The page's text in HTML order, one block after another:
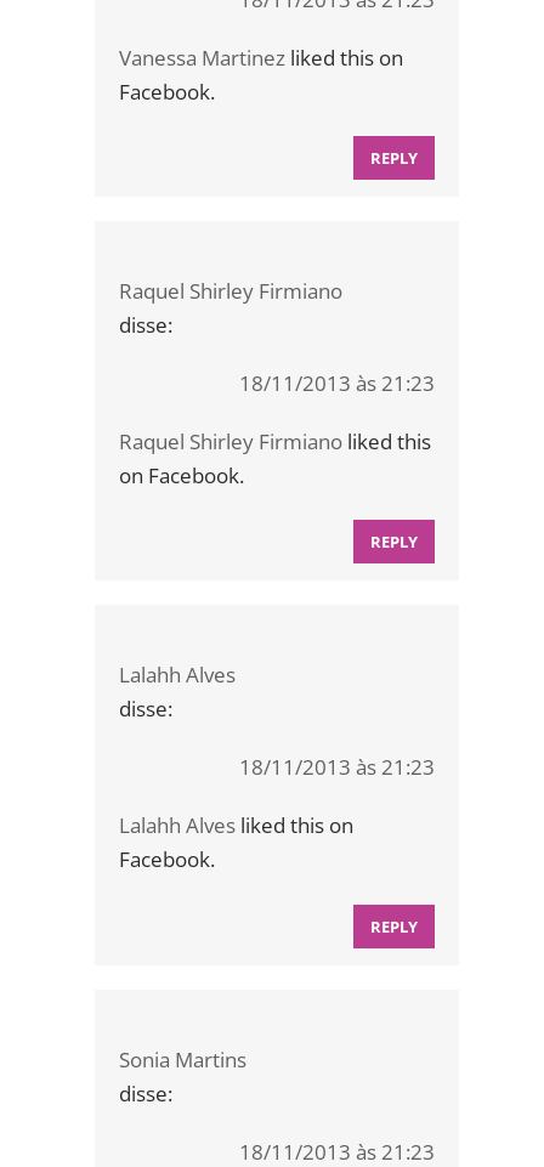
Vanessa Martinez liked this on
Facebook.
REPLY
Raquel Shirley Firmiano
disse:
18/11/2013 às 21:23
Raquel Shirley Firmiano liked this
on Facebook.
REPLY
Lalahh Alves
disse:
18/11/2013 às 21:23
Lalahh Alves liked this on
Facebook.
REPLY
Sonia Martins
disse:
18/11/2013 às 21:23